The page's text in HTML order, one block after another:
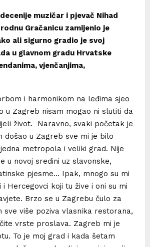
muzičar i pjevač Nihad
Gračanicu zamijenio je
ali sigurno gradio je svoj
u glavnom gradu Hrvatske
vjenčanjima,
i harmonikom na leđima sjeo
u Zagreb nisam mogao ni slutiti da
život. Naravno, svaki početak je
došao u Zagreb sve mi je bilo
metropola i veliki grad. Nije
u novoj sredini uz slavonske,
pjesme… Ipak, mnogo su mi
i Hercegovci koji tu žive i oni su mi
Brzo se u Zagrebu čulo za
sve više poziva vlasnika restorana,
vrste proslava. Zagreb mi je
To je moj grad i kada šetam